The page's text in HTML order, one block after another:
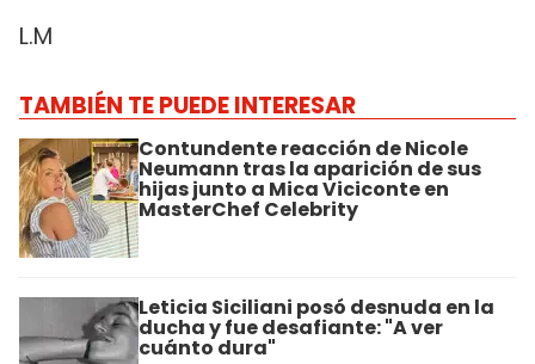
L.M
TAMBIÉN TE PUEDE INTERESAR
Contundente reacción de Nicole
Neumann tras la aparición de sus
hijas junto a Mica Viciconte en
MasterChef Celebrity
Leticia Siciliani posó desnuda en la
ducha y fue desafiante: "A ver
cuánto dura"